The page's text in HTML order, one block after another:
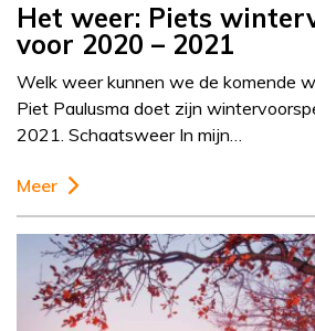
Het weer: Piets
voor 2020 – 2021
Welk weer kunnen we de komende
Piet Paulusma doet zijn
2021. Schaatsweer In mijn…
Meer